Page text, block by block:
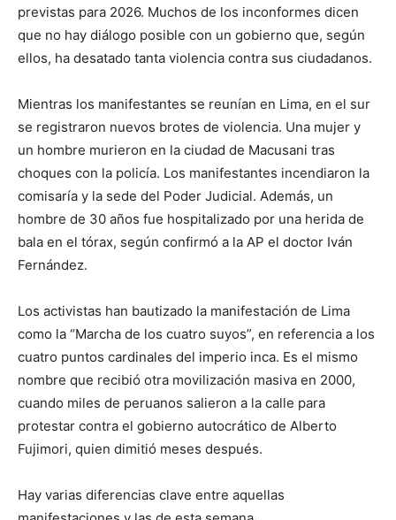
previstas para 2026. Muchos de los inconformes dicen
que no hay diálogo posible con un gobierno que, según
ellos, ha desatado tanta violencia contra sus ciudadanos.
Mientras los manifestantes se reunían en Lima, en el sur
se registraron nuevos brotes de violencia. Una mujer y
un hombre murieron en la ciudad de Macusani tras
choques con la policía. Los manifestantes incendiaron la
comisaría y la sede del Poder Judicial. Además, un
hombre de 30 años fue hospitalizado por una herida de
bala en el tórax, según confirmó a la AP el doctor Iván
Fernández.
Los activistas han bautizado la manifestación de Lima
como la “Marcha de los cuatro suyos”, en referencia a los
cuatro puntos cardinales del imperio inca. Es el mismo
nombre que recibió otra movilización masiva en 2000,
cuando miles de peruanos salieron a la calle para
protestar contra el gobierno autocrático de Alberto
Fujimori, quien dimitió meses después.
Hay varias diferencias clave entre aquellas